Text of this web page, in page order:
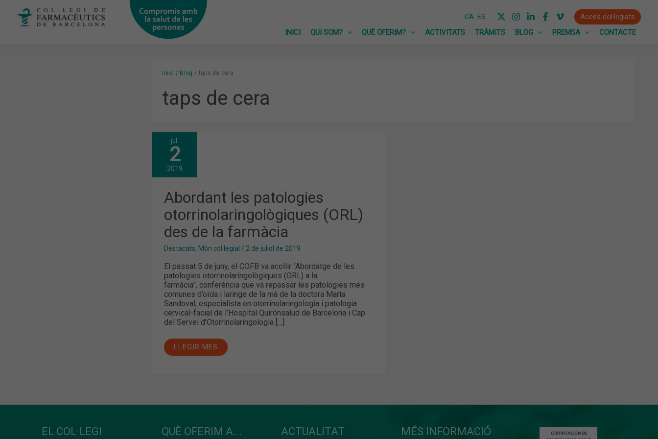
CA ES
Accés col·legiats
INICI
QUI SOM? QUÈ OFERIM? ACTIVITATS TRÀMITS BLOG PREMSA CONTACTE
Inici Blog taps de cera
taps de cera
jul.
2
2019
Abordant les patologies
otorrinolaringològiques (ORL)
des de la farmàcia
Destacats, Món col·legial / 2 de juliol de 2019
El passat 5 de juny, el COFB va acollir “Abordatge de les
patologies otorrinolaringològiques (ORL) a la
farmàcia”, conferència que va repassar les patologies més
comunes d’oïda i laringe de la mà de la doctora Marta
Sandoval, especialista en otorrinolaringologia i patologia
cervical-facial de l’Hospital Quirónsalud de Barcelona i Cap
del Servei d’Otorrinolaringologia […]
ABORDANT
LES
PATOLOGIES
OTORRINOLARINGOLÒGIQUES
(ORL)
DE
LA
FARMÀCIA
LLEGIR MÉS
EL COL·LEGI QUÈ OFERIM A... ACTUALITAT MÉS INFORMACIÓ